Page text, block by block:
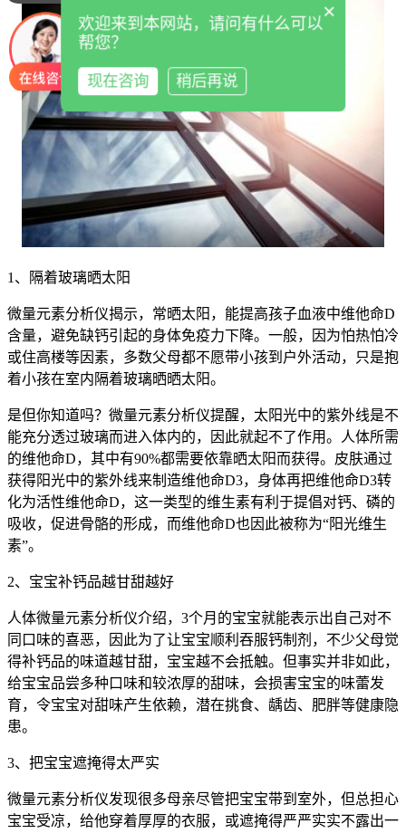
1、隔着玻璃晒太阳
微量元素分析仪揭示，常晒太阳，能提高孩子血液中维他命D
含量，避免缺钙引起的身体免疫力下降。一般，因为怕热怕冷
或住高楼等因素，多数父母都不愿带小孩到户外活动，只是抱
着小孩在室内隔着玻璃晒晒太阳。
是但你知道吗？微量元素分析仪提醒，太阳光中的紫外线是不
能充分透过玻璃而进入体内的，因此就起不了作用。人体所需
的维他命D，其中有90%都需要依靠晒太阳而获得。皮肤通过
获得阳光中的紫外线来制造维他命D3，身体再把维他命D3转
化为活性维他命D，这一类型的维生素有利于提倡对钙、磷的
吸收，促进骨骼的形成，而维他命D也因此被称为“阳光维生
素”。
2、宝宝补钙品越甘甜越好
人体微量元素分析仪介绍，3个月的宝宝就能表示出自己对不
同口味的喜恶，因此为了让宝宝顺利吞服钙制剂，不少父母觉
得补钙品的味道越甘甜，宝宝越不会抵触。但事实并非如此，
给宝宝品尝多种口味和较浓厚的甜味，会损害宝宝的味蕾发
育，令宝宝对甜味产生依赖，潜在挑食、龋齿、肥胖等健康隐
患。
3、把宝宝遮掩得太严实
微量元素分析仪发现很多母亲尽管把宝宝带到室外，但总担心
宝宝受凉，给他穿着厚厚的衣服，或遮掩得严严实实不露出一
×
欢迎来到本网站，请问有什么可以
帮您？
现在咨询 稍后再说